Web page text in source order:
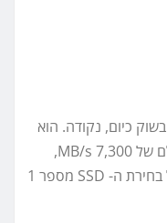
זהו ה- SSD המהיר ביותר התואם PS5 בשוק כיום, נקודה. הוא
מספק מהירות קריאה מקסימלית בעולם של 7,300 MB/s,
שמשאירה עשן לכל כונן אחר כאן, כולל בחירת ה- SSD מספר 1